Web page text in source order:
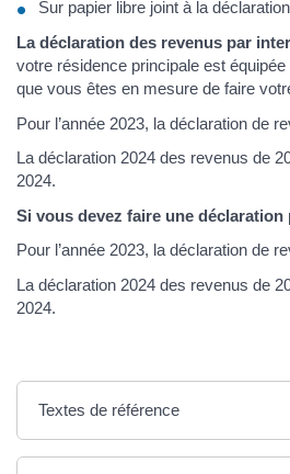
Sur papier libre joint à la
La déclaration des revenus par
votre résidence principale est équipée
que vous êtes en mesure de faire
Pour l’année 2023, la déclaration de
La déclaration 2024 des revenus de
2024.
Si vous devez faire une déclaration
Pour l’année 2023, la déclaration de
La déclaration 2024 des revenus de
2024.
Textes de référence